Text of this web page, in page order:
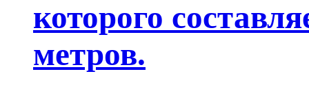
которого
метров.